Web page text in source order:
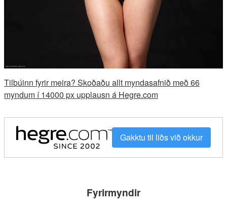
Tilbúinn fyrir meira? Skoðaðu allt myndasafnið með 66
myndum í 14000 px upplausn á Hegre.com
Gakktu til liðs við okkur
Fyrirmyndir